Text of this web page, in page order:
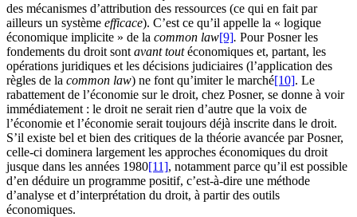
des mécanismes d’attribution des ressources (ce qui en fait par
ailleurs un système efficace). C’est ce qu’il appelle la « logique
économique implicite » de la common law[9]. Pour Posner les
fondements du droit sont avant toutéconomiques et, partant, les
opérations juridiques et les décisions judiciaires (l’application des
règles de la common law) ne font qu’imiter le marché[10]. Le
rabattement de l’économie sur le droit, chez Posner, se donne à voir
immédiatement : le droit ne serait rien d’autre que la voix de
l’économie et l’économie serait toujours déjà inscrite dans le droit.
S’il existe bel et bien des critiques de la théorie avancée par Posner,
celle-ci dominera largement les approches économiques du droit
jusque dans les années 1980[11], notamment parce qu’il est possible
d’en déduire un programme positif, c’est-à-dire une méthode
d’analyse et d’interprétation du droit, à partir des outils
économiques.